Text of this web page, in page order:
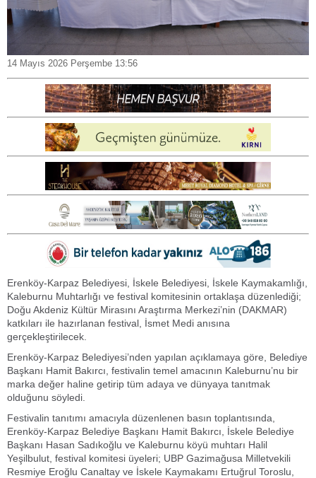
14 Mayıs 2026 Perşembe 13:56
Erenköy-Karpaz Belediyesi, İskele Belediyesi, İskele Kaymakamlığı,
Kaleburnu Muhtarlığı ve festival komitesinin ortaklaşa düzenlediği;
Doğu Akdeniz Kültür Mirasını Araştırma Merkezi’nin (DAKMAR)
katkıları ile hazırlanan festival, İsmet Medi anısına
gerçekleştirilecek.
Erenköy-Karpaz Belediyesi’nden yapılan açıklamaya göre, Belediye
Başkanı Hamit Bakırcı, festivalin temel amacının Kaleburnu’nu bir
marka değer haline getirip tüm adaya ve dünyaya tanıtmak
olduğunu söyledi.
Festivalin tanıtımı amacıyla düzenlenen basın toplantısında,
Erenköy-Karpaz Belediye Başkanı Hamit Bakırcı, İskele Belediye
Başkanı Hasan Sadıkoğlu ve Kaleburnu köyü muhtarı Halil
Yeşilbulut, festival komitesi üyeleri; UBP Gazimağusa Milletvekili
Resmiye Eroğlu Canaltay ve İskele Kaymakamı Ertuğrul Toroslu,